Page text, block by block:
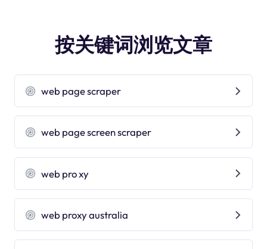
按关键词浏览文章
web page scraper
web page screen scraper
web pro xy
web proxy australia